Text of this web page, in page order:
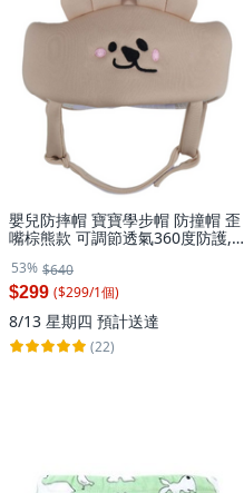
嬰兒防摔帽 寶寶學步帽 防撞帽 歪
嘴棕熊款 可調節透氣360度防護, 1
53% $640
$299 ($299/1個)
8/13 星期四 預計送達
(22)